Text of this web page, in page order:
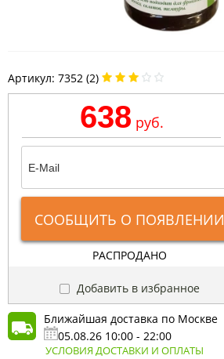
Артикул: 7352 (2)
638 руб.
СООБЩИТЬ О ПОЯВЛЕНИИ
РАСПРОДАНО
Добавить в избранное
Ближайшая доставка по Москве
05.08.26 10:00 - 22:00
УСЛОВИЯ ДОСТАВКИ И ОПЛАТЫ